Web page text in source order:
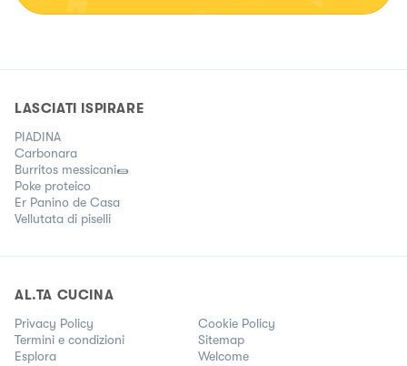
LASCIATI ISPIRARE
PIADINA
Carbonara
Burritos messicani🌯
Poke proteico
Er Panino de Casa
Vellutata di piselli
AL.TA CUCINA
Privacy Policy
Cookie Policy
Termini e condizioni
Sitemap
Esplora
Welcome